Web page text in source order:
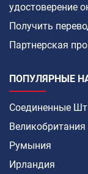
удостоверение
Получить
Партнерская
ПОПУЛЯРНЫЕ
Соединенные
Великобритания
Румыния
Ирландия